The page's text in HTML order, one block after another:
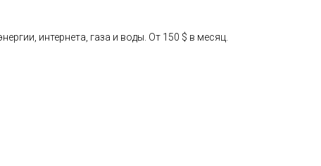
интернета, газа и воды. От 150 $ в месяц.